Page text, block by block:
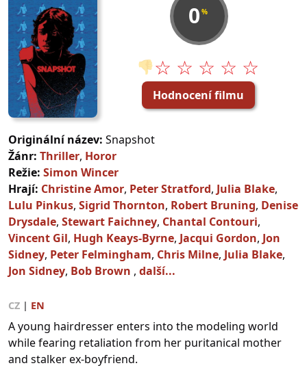
0 %
👎☆ ☆ ☆ ☆ ☆
Hodnocení filmu
Originální název: Snapshot
Žánr: Thriller, Horor
Režie: Simon Wincer
Hrají: Christine Amor, Peter Stratford, Julia Blake,
Lulu Pinkus, Sigrid Thornton, Robert Bruning, Denise
Drysdale, Stewart Faichney, Chantal Contouri,
Vincent Gil, Hugh Keays-Byrne, Jacqui Gordon, Jon
Sidney, Peter Felmingham, Chris Milne, Julia Blake,
Jon Sidney, Bob Brown , další...
CZ | EN
A young hairdresser enters into the modeling world
while fearing retaliation from her puritanical mother
and stalker ex-boyfriend.